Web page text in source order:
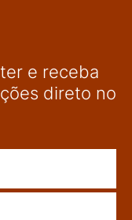
e receba
direto no